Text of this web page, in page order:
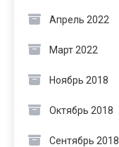
Апрель 2022
Март 2022
Ноябрь 2018
Октябрь 2018
Сентябрь 2018